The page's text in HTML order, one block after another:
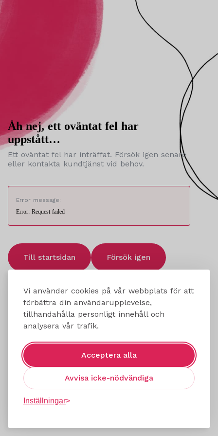
Vi använder cookies på vår webbplats för att
förbättra din användarupplevelse,
tillhandahålla personligt innehåll och
analysera vår trafik.
Acceptera alla
Avvisa icke-nödvändiga
Inställningar
Åh nej, ett oväntat fel har
uppstått…
Ett oväntat fel har inträffat. Försök igen senare
eller kontakta kundtjänst vid behov.
Error message:
Error: Request failed
Till startsidan Försök igen